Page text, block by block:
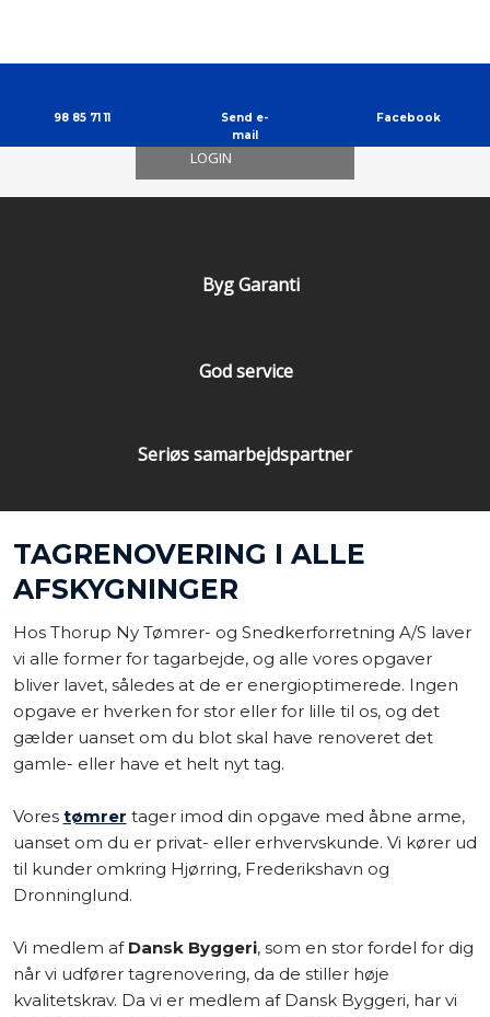
98 85 71 11
Send e-
mail
Facebook
LOGIN
Byg Garanti
God service
Seriøs samarbejdspartner
TAGRENOVERING I ALLE
AFSKYGNINGER
Hos Thorup Ny Tømrer- og Snedkerforretning A/S laver
vi alle former for tagarbejde, og alle vores opgaver
bliver lavet, således at de er energioptimerede. Ingen
opgave er hverken for stor eller for lille til os, og det
gælder uanset om du blot skal have renoveret det
gamle- eller have et helt nyt tag.
Vores tømrer tager imod din opgave med åbne arme,
uanset om du er privat- eller erhvervskunde. Vi kører ud
til kunder omkring Hjørring, Frederikshavn og
Dronninglund.
Vi medlem af Dansk Byggeri, som en stor fordel for dig
når vi udfører tagrenovering, da de stiller høje
kvalitetskrav. Da vi er medlem af Dansk Byggeri, har vi